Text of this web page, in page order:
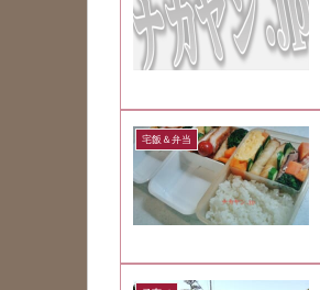
宅飯＆弁当